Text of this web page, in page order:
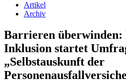
Artikel
Archiv
Barrieren überwinden:
Inklusion startet
„Selbstauskunft der